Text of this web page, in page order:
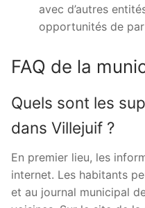
avec d’autres
opportunités de
FAQ de la
Quels sont les
dans Villejuif ?
En premier lieu, les
internet. Les habitants
et au journal municipal